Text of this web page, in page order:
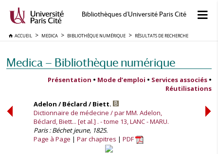
Bibliothèques d'Université Paris Cité
ACCUEIL MEDICA BIBLIOTHÈQUE NUMÉRIQUE RÉSULTATS DE RECHERCHE
Medica — Bibliothèque numérique
Présentation • Mode d’emploi • Services associés •
Réutilisations
Adelon / Béclard / Biett.
Dictionnaire de médecine / par MM. Adelon,
Béclard, Biett... [et al.] . - tome 13, LANC - MARU.
Paris : Béchet jeune, 1825.
Page à Page
Par chapitres PDF